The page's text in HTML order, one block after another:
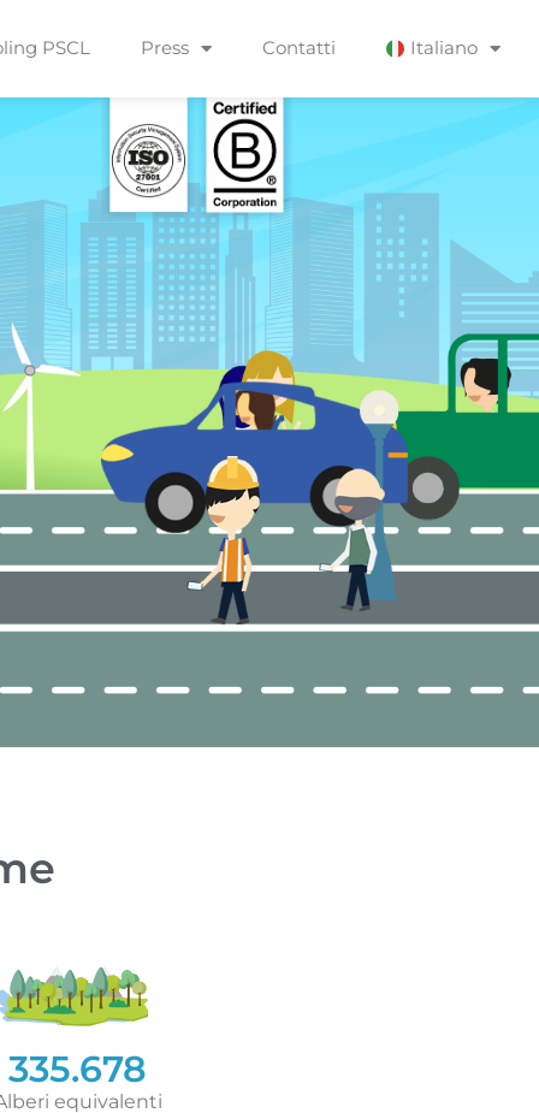
PSCL Press Contatti Italiano
equivalenti
335.678